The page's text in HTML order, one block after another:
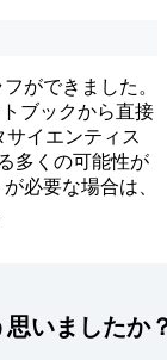
ができました。
ブックから直接
サイエンティス
多くの可能性が
必要な場合は、
いましたか